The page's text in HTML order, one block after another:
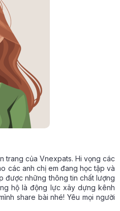
trang của Vnexpats. Hi vọng các
các anh chị em đang học tập và
được những thông tin chất lượng
hộ là động lực xây dựng kênh
share bài nhé! Yêu mọi người